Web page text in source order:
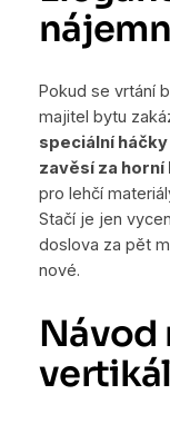
Pokud se vrtání
majitel bytu
speciální
zavěsí za horní
pro lehčí
Stačí je jen
doslova za pět
nové.
Návod